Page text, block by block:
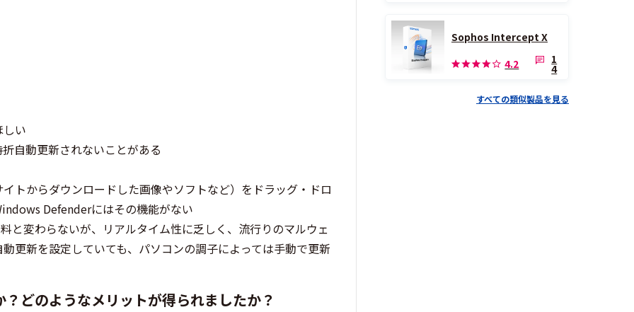
い
自動更新されないことがある
トからダウンロードした画像やソフトなど）をドラッグ・ドロ
Defenderにはその機能がない
と変わらないが、リアルタイム性に乏しく、流行りのマルウェ
更新を設定していても、パソコンの調子によっては手動で更新
どのようなメリットが得られましたか？
Sophos Intercept X
4.2
1
4
すべての類似製品を見る